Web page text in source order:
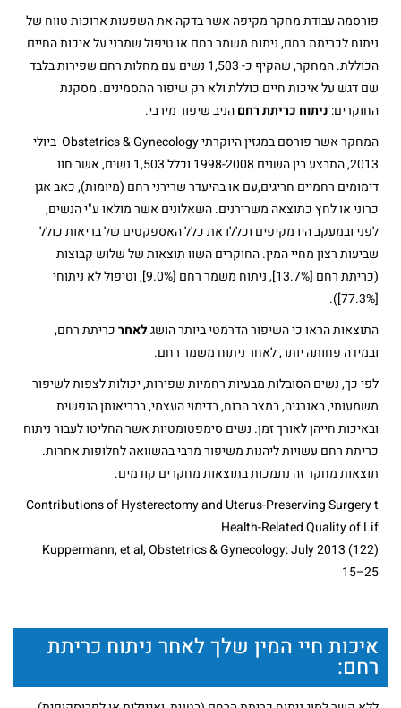
פורסמה עבודת מחקר מקיפה אשר בדקה את השפעות ארוכות טווח של
ניתוח לכריתת רחם, ניתוח משמר רחם או טיפול שמרני על איכות החיים
הכוללת. המחקר, שהקיף כ- 1,503 נשים עם מחלות רחם שפירות בלבד
שם דגש על איכות חיים כוללת ולא רק שיפור התסמינים. מסקנת
החוקרים: ניתוח כריתת רחםהניב שיפור מירבי.
המחקר אשר פורסם במגזין היוקרתי Obstetrics & Gynecology ביולי
2013, התבצע בין השנים 1998-2008 וכלל 1,503 נשים, אשר חוו
דימומים רחמיים חריגים,עם או בהיעדר שרירני רחם (מיומות), כאב אגן
כרוני או לחץ כתוצאה משרירנים. השאלונים אשר מולאו ע"י הנשים,
לפני ובמעקב היו מקיפים וכללו את כלל האספקטים של בריאות כולל
שביעות רצון מחיי המין. החוקרים השוו תוצאות של שלוש קבוצות
(כריתת רחם [13.7%], ניתוח משמר רחם [9.0%], וטיפול לא ניתוחי
[77.3%]).
התוצאות הראו כי השיפור הדרמטי ביותר הושגלאחרכריתת רחם,
ובמידה פחותה יותר, לאחר ניתוח משמר רחם.
לפי כך, נשים הסובלות מבעיות רחמיות שפירות, יכולות לצפות לשיפור
משמעותי, באנרגיה, במצב הרוח, בדימוי העצמי, בבריאותן הנפשית
ובאיכות חייהן לאורך זמן. נשים סימפטומטיות אשר החליטו לעבור ניתוח
כריתת רחם עשויות ליהנות משיפור מרבי בהשוואה לחלופות אחרות.
תוצאות מחקר זה נתמכות בתוצאות מחקרים קודמים.
Contributions of Hysterectomy and Uterus-Preserving Surgery t
Health-Related Quality of Lif
Kuppermann, et al, Obstetrics & Gynecology: July 2013 (122)
15–25
איכות חיי המין שלך לאחר ניתוח כריתת
רחם: